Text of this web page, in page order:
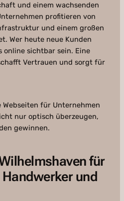
und einem wachsenden
profitieren von
und einem großen
Wer heute neue Kunden
online sichtbar sein. Eine
Vertrauen und sorgt für
für Unternehmen
nur optisch überzeugen,
gewinnen.
für
und